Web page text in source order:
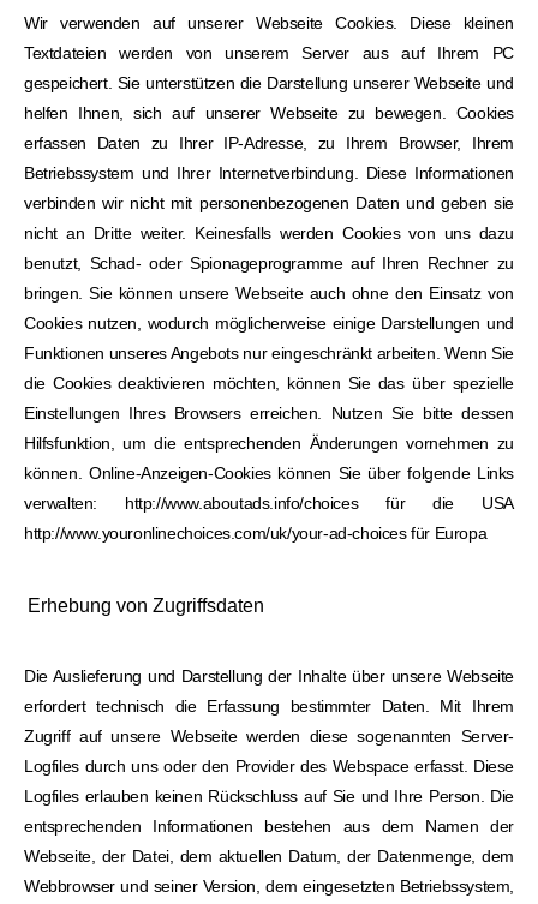
Wir verwenden auf unserer Webseite Cookies. Diese kleinen
Textdateien werden von unserem Server aus auf Ihrem PC
gespeichert. Sie unterstützen die Darstellung unserer Webseite und
helfen Ihnen, sich auf unserer Webseite zu bewegen. Cookies
erfassen Daten zu Ihrer IP-Adresse, zu Ihrem Browser, Ihrem
Betriebssystem und Ihrer Internetverbindung. Diese Informationen
verbinden wir nicht mit personenbezogenen Daten und geben sie
nicht an Dritte weiter. Keinesfalls werden Cookies von uns dazu
benutzt, Schad- oder Spionageprogramme auf Ihren Rechner zu
bringen. Sie können unsere Webseite auch ohne den Einsatz von
Cookies nutzen, wodurch möglicherweise einige Darstellungen und
Funktionen unseres Angebots nur eingeschränkt arbeiten. Wenn Sie
die Cookies deaktivieren möchten, können Sie das über spezielle
Einstellungen Ihres Browsers erreichen. Nutzen Sie bitte dessen
Hilfsfunktion, um die entsprechenden Änderungen vornehmen zu
können. Online-Anzeigen-Cookies können Sie über folgende Links
verwalten: http://www.aboutads.info/choices für die USA
http://www.youronlinechoices.com/uk/your-ad-choices für Europa
Erhebung von Zugriffsdaten
Die Auslieferung und Darstellung der Inhalte über unsere Webseite
erfordert technisch die Erfassung bestimmter Daten. Mit Ihrem
Zugriff auf unsere Webseite werden diese sogenannten Server-
Logfiles durch uns oder den Provider des Webspace erfasst. Diese
Logfiles erlauben keinen Rückschluss auf Sie und Ihre Person. Die
entsprechenden Informationen bestehen aus dem Namen der
Webseite, der Datei, dem aktuellen Datum, der Datenmenge, dem
Webbrowser und seiner Version, dem eingesetzten Betriebssystem,